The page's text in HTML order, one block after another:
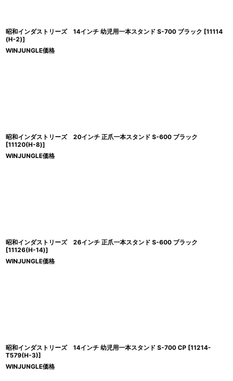
昭和インダストリーズ 14インチ 幼児用一本スタンド S-700 ブラック [11114
(H-2)]
WINJUNGLE価格
昭和インダストリーズ 20インチ 正爪一本スタンド S-600 ブラック
[11120(H-8)]
WINJUNGLE価格
昭和インダストリーズ 26インチ 正爪一本スタンド S-600 ブラック
[11126(H-14)]
WINJUNGLE価格
昭和インダストリーズ 14インチ 幼児用一本スタンド S-700 CP [11214-
T579(H-3)]
WINJUNGLE価格